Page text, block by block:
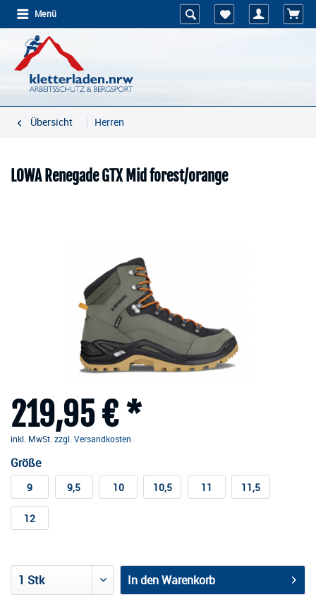
Menü
Übersicht Herren
LOWA Renegade GTX Mid forest/orange
219,95 € *
inkl. MwSt. zzgl. Versandkosten
Größe
9 9,5 10 10,5 11 11,5
12
In denWarenkorb